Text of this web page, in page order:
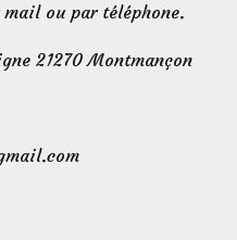
ou par téléphone.
21270 Montmançon